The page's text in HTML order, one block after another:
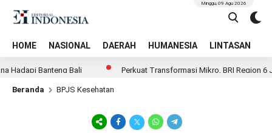
HOME NASIONAL DAERAH HUMANESIA LINTASAN
Minggu, 09 Agu 2026
Hadapi Banteng Bali Perkuat Transformasi Mikro, BRI Region 6
Beranda BPJS Kesehatan